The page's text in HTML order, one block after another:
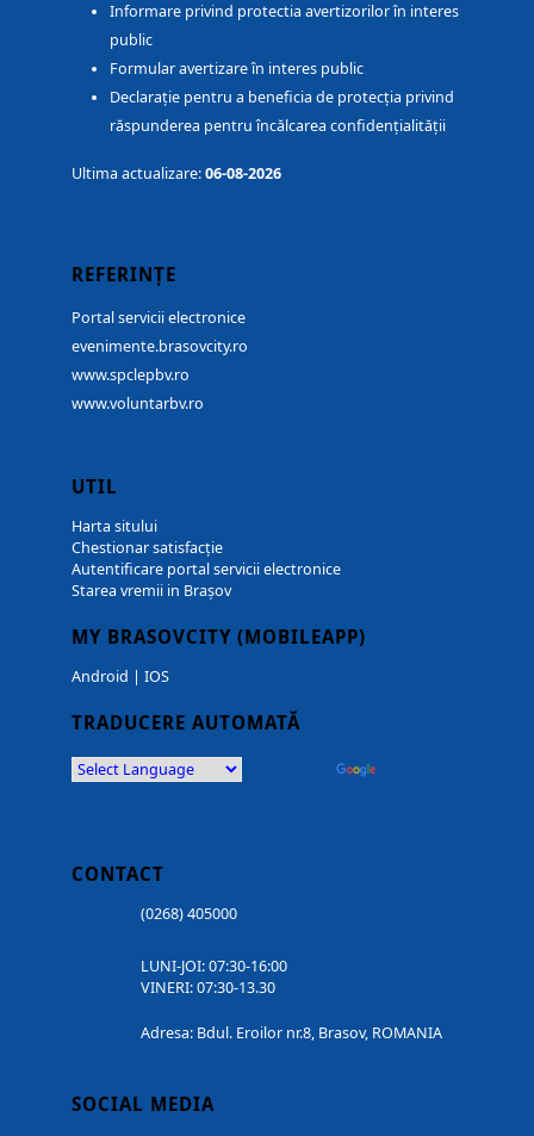
Informare privind protectia avertizorilor în interes
public
Formular avertizare în interes public
Declarație pentru a beneficia de protecția privind
răspunderea pentru încălcarea confidențialității
Ultima actualizare:06-08-2026
REFERINȚE
Portal servicii electronice
evenimente.brasovcity.ro
www.spclepbv.ro
www.voluntarbv.ro
UTIL
Harta sitului
Chestionar satisfacție
Autentificare portal servicii electronice
Starea vremii in Brașov
MY BRASOVCITY (MOBILEAPP)
Android | IOS
TRADUCERE AUTOMATĂ
CONTACT
(0268) 405000
LUNI-JOI: 07:30-16:00
VINERI: 07:30-13.30
Adresa: Bdul. Eroilor nr.8, Brasov, ROMANIA
SOCIAL MEDIA